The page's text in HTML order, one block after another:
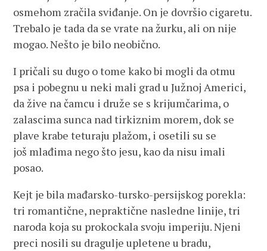
osmehom zračila sviđanje. On je dovršio cigaretu.
Trebalo je tada da se vrate na žurku, ali on nije
mogao. Nešto je bilo neobično.
I pričali su dugo o tome kako bi mogli da otmu
psa i pobegnu u neki mali grad u Južnoj Americi,
da žive na čamcu i druže se s krijumčarima, o
zalascima sunca nad tirkiznim morem, dok se
plave krabe teturaju plažom, i osetili su se
još mlađima nego što jesu, kao da nisu imali
posao.
Kejt je bila mađarsko-tursko-persijskog porekla:
tri romantične, nepraktične nasledne linije, tri
naroda koja su prokockala svoju imperiju. Njeni
preci nosili su dragulje upletene u bradu,